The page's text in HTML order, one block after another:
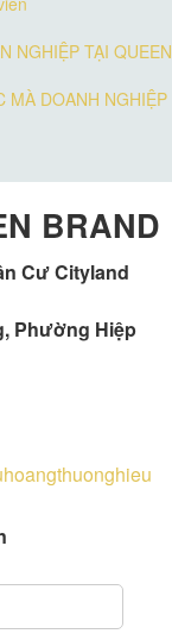
NGHIỆP TẠI QUEEN
MÀ DOANH NGHIỆP
BRAND
Cư Cityland
Phường Hiệp